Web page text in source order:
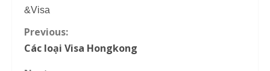
&Visa
C
Previous:
Các loại Visa Hongkong